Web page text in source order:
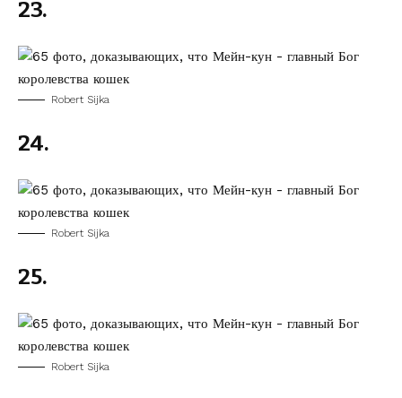
23.
Robert Sijka
24.
Robert Sijka
25.
Robert Sijka